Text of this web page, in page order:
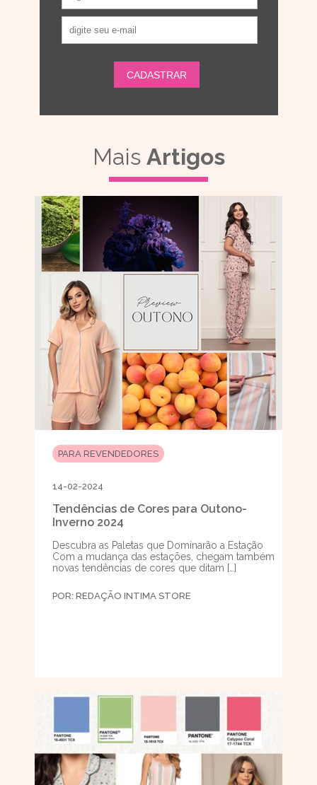
Mais Artigos
PARA REVENDEDORES
14-02-2024
Tendências de Cores para Outono-
Inverno 2024
Descubra as Paletas que Dominarão a Estação
Com a mudança das estações, chegam também
novas tendências de cores que ditam […]
POR: REDAÇÃO INTIMA STORE